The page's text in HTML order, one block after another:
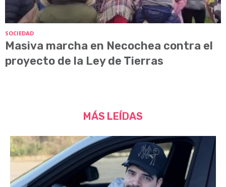
SOCIEDAD
Masiva marcha en Necochea contra el
proyecto de la Ley de Tierras
MÁS LEÍDAS